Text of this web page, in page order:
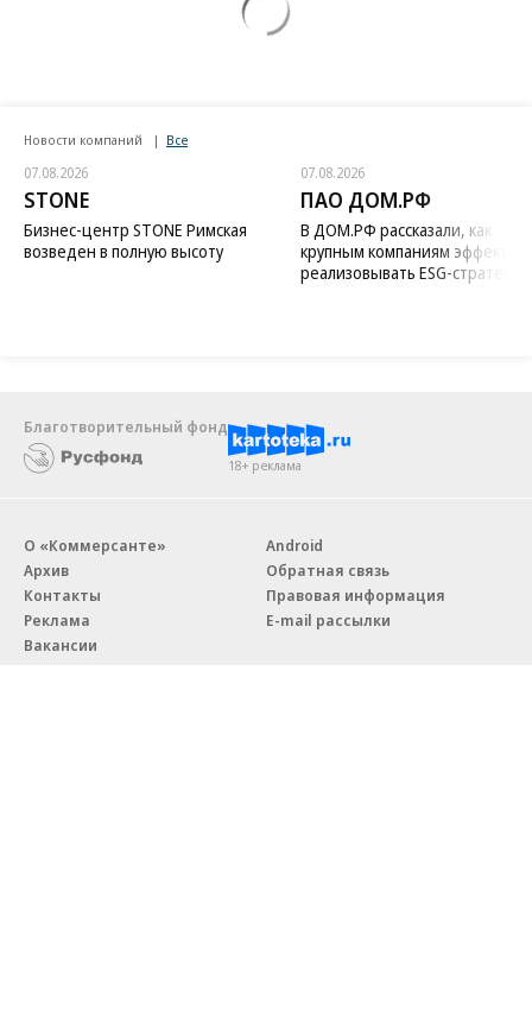
Новости компаний Все
07.08.2026
STONE
Бизнес-центр STONE Римская
возведен в полную высоту
07.08.2026
ПАО ДОМ.РФ
В ДОМ.РФ рассказали, как
крупным компаниям
реализовывать ESG-стратегию
Благотворительный фонд
18+ реклама
О «Коммерсанте»
Архив
Контакты
Реклама
Вакансии
Android
Обратная связь
Правовая информация
E-mail рассылки